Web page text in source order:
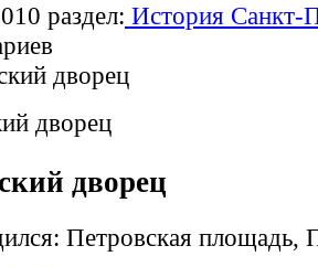
раздел: История Санкт-
дворец
дворец
Петровская площадь,